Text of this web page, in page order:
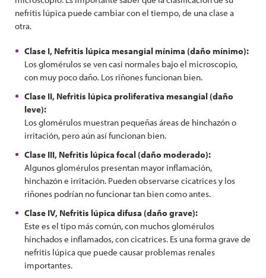
nefritis lúpica puede cambiar con el tiempo, de una clase a
otra.
Clase I, Nefritis lúpica mesangial mínima (daño mínimo):
Los glomérulos se ven casi normales bajo el microscopio,
con muy poco daño. Los riñones funcionan bien.
Clase II, Nefritis lúpica proliferativa mesangial (daño
leve):
Los glomérulos muestran pequeñas áreas de hinchazón o
irritación, pero aún así funcionan bien.
Clase III, Nefritis lúpica focal (daño moderado):
Algunos glomérulos presentan mayor inflamación,
hinchazón e irritación. Pueden observarse cicatrices y los
riñones podrían no funcionar tan bien como antes.
Clase IV, Nefritis lúpica difusa (daño grave):
Este es el tipo más común, con muchos glomérulos
hinchados e inflamados, con cicatrices. Es una forma grave de
nefritis lúpica que puede causar problemas renales
importantes.